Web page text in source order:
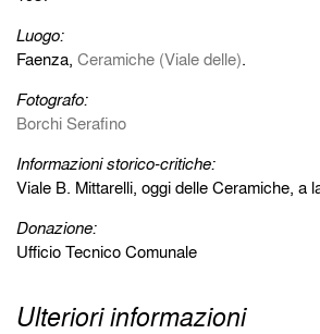
Luogo:
Faenza,Ceramiche (Viale delle).
Fotografo:
Borchi Serafino
Informazioni storico-critiche:
Viale B. Mittarelli, oggi delle Ceramiche, a
Donazione:
Ufficio Tecnico Comunale
Ulteriori informazioni